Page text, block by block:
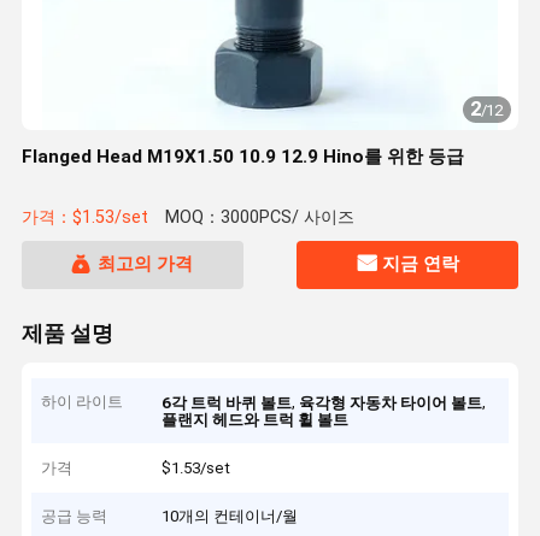
2/12
Flanged Head M19X1.50 10.9 12.9 Hino를 위한 등급
가격：$1.53/set MOQ：3000PCS/ 사이즈
최고의 가격 지금 연락
제품 설명
하이 라이트 6각 트럭 바퀴 볼트, 육각형 자동차 타이어 볼트,
플랜지 헤드와 트럭 휠 볼트
가격 $1.53/set
공급 능력 10개의 컨테이너/월